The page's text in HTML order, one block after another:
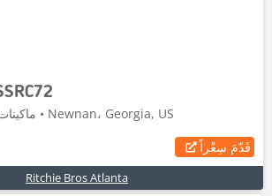
ماكينات جز العشب • 2026 • Newnan، Georgia, US
قَدّمَ سِعْراً
Ritchie Bros Atlanta